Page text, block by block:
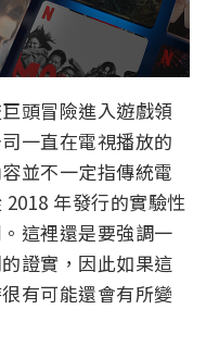
頭冒險進入遊戲領
一直在電視播放的
並不一定指傳統電
年發行的實驗性
這裡還是要強調一
證實，因此如果這
有可能還會有所變